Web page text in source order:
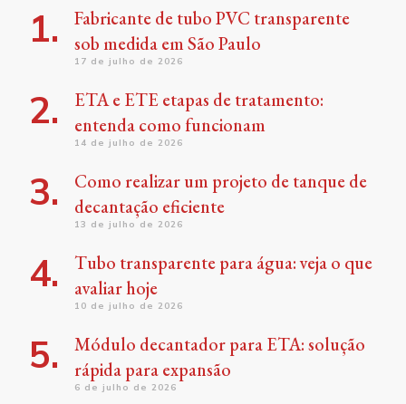
Fabricante de tubo PVC transparente
sob medida em São Paulo
17 de julho de 2026
ETA e ETE etapas de tratamento:
entenda como funcionam
14 de julho de 2026
Como realizar um projeto de tanque de
decantação eficiente
13 de julho de 2026
Tubo transparente para água: veja o que
avaliar hoje
10 de julho de 2026
Módulo decantador para ETA: solução
rápida para expansão
6 de julho de 2026